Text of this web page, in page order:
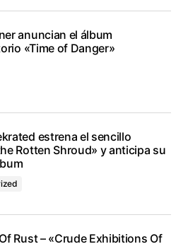
anuncian el álbum
«Time of Danger»
estrena el sencillo
Rotten Shroud» y anticipa su
Rust – «Crude Exhibitions Of